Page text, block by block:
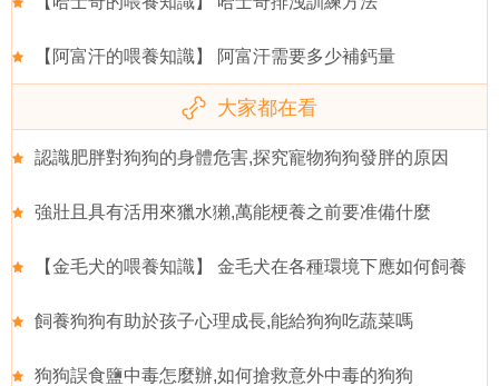
【阿富汗的喂養知識】 阿富汗需要多少補鈣量
大家都在看
認識肥胖對狗狗的身體危害,探究寵物狗狗發胖的原因
強壯且具有活用來獵水獺,萬能梗養之前要准備什麼
【金毛犬的喂養知識】 金毛犬在各種環境下應如何飼養
飼養狗狗有助於孩子心理成長,能給狗狗吃蔬菜嗎
狗狗誤食鹽中毒怎麼辦,如何搶救意外中毒的狗狗